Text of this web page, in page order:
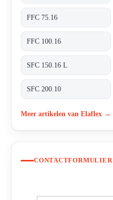
FFC 75.16
FFC 100.16
SFC 150.16 L
SFC 200.10
Meer artikelen van Elaflex →
CONTACTFORMULIER